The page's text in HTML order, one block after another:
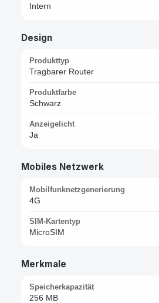
Intern
Design
Produkttyp
Tragbarer Router
Produktfarbe
Schwarz
Anzeigelicht
Ja
Mobiles Netzwerk
Mobilfunknetzgenerierung
4G
SIM-Kartentyp
MicroSIM
Merkmale
Speicherkapazität
256 MB